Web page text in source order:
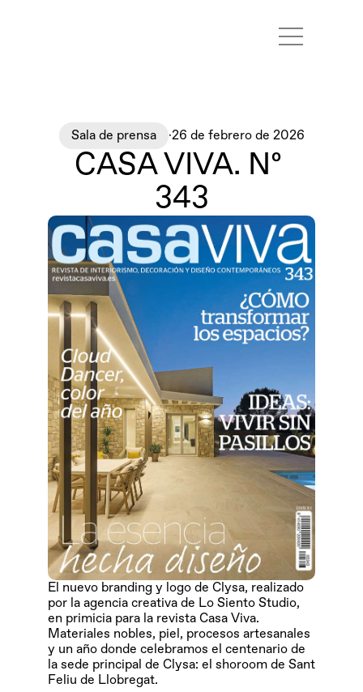
Sala de prensa ·26 de febrero de 2026
CASA VIVA. Nº
343
El nuevo branding y logo de Clysa, realizado
por la agencia creativa de Lo Siento Studio,
en primicia para la revista Casa Viva.
Materiales nobles, piel, procesos artesanales
y un año donde celebramos el centenario de
la sede principal de Clysa: el shoroom de Sant
Feliu de Llobregat.